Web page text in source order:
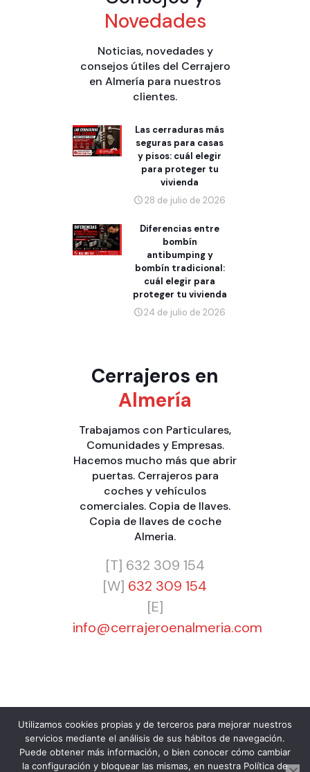
Novedades
Noticias, novedades y
consejos útiles del Cerrajero
en Almería para nuestros
clientes.
Las cerraduras más
seguras para casas
y pisos: cuál elegir
para proteger tu
vivienda
28 de julio de 2026
Diferencias entre
bombín
antibumping y
bombín tradicional:
cuál elegir para
proteger tu vivienda
24 de julio de 2026
Cerrajeros en
Almería
Trabajamos con Particulares,
Comunidadesy Empresas.
Hacemos mucho más que abrir
puertas. Cerrajeros para
coches y vehículos
comerciales. Copia de llaves.
Copia de llaves de coche
Almeria.
[T] 632 309 154
[W] 632 309 154
[E]
info@cerrajeroenalmeria.com
© 2024 Cerrajero Almería 24H Barato. Urgencias 365
días a cualquier hora. Cerrajero para Particulares,
Empresas y Comunidades.
Utilizamos cookies propias y de terceros para mejorar nuestros
servicios mediante el análisis de sus hábitos de navegación.
Puede obtener más información, o bien conocer cómo cambiar
la configuración y bloquear las mismas, en nuestra Política de